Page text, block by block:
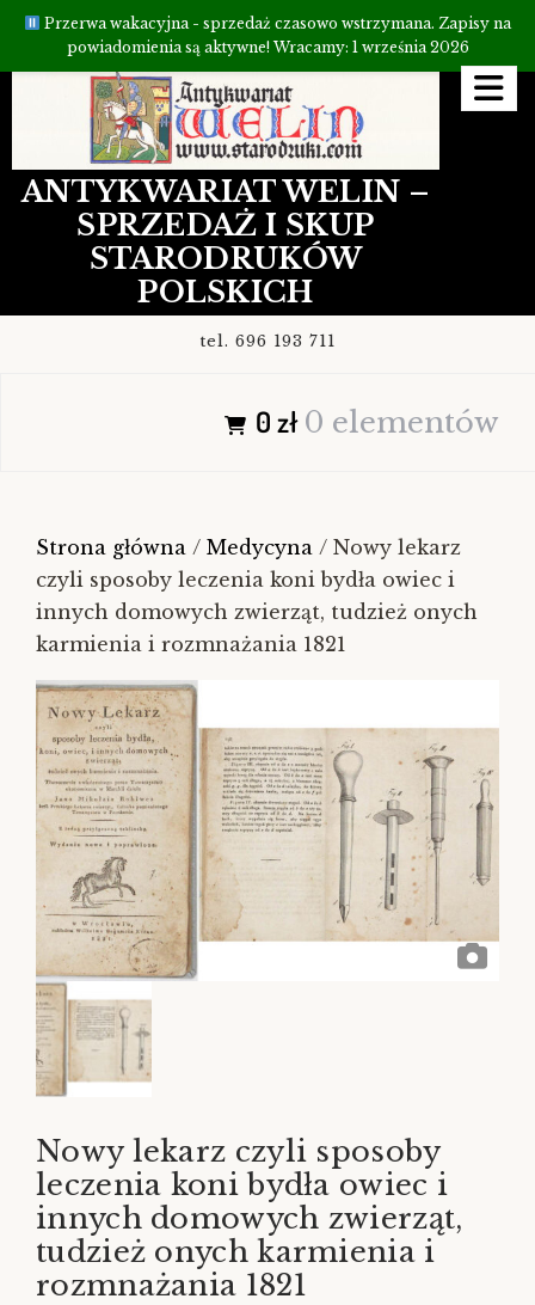
Przejdź
ANTYKWARIAT WELIN –
SPRZEDAŻ I SKUP
STARODRUKÓW
POLSKICH
tel. 696 193 711
0 zł 0 elementów
Strona główna / Medycyna / Nowy lekarz
czyli sposoby leczenia koni bydła owiec i
innych domowych zwierząt, tudzież onych
karmienia i rozmnażania 1821
Nowy lekarz czyli sposoby
leczenia koni bydła owiec i
innych domowych zwierząt,
tudzież onych karmienia i
rozmnażania 1821
Przerwa wakacyjna - sprzedaż czasowo wstrzymana. Zapisy na
powiadomienia są aktywne! Wracamy: 1 września 2026